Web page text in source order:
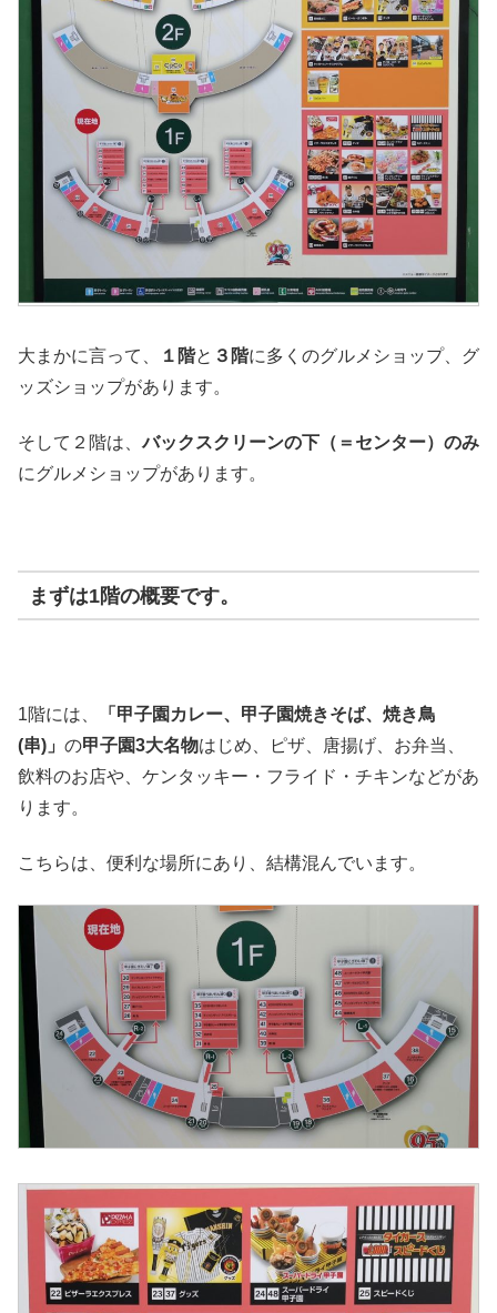
大まかに言って、 １階と ３階に多くのグルメショップ、グ
ッズショップがあります。
そして２階は、バックスクリーンの下（＝センター）のみ
にグルメショップがあります。
まずは1階の概要です。
1階には、
「甲子園カレー、甲子園焼きそば、焼き鳥
(串)」 の甲子園3大名物はじめ、ピザ、唐揚げ、お弁当、
飲料のお店や、ケンタッキー・フライド・チキンなどがあ
ります。
こちらは、便利な場所にあり、結構混んでいます。